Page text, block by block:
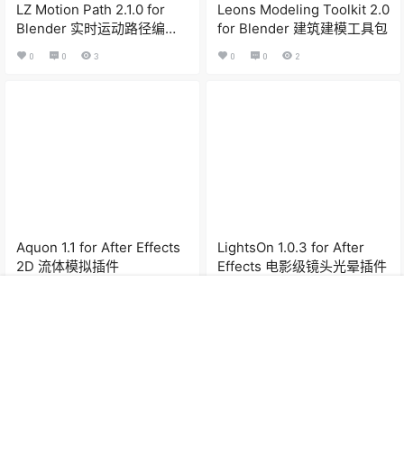
LZ Motion Path 2.1.0 for
Blender 实时运动路径编辑
插件
0 0 3
Leons Modeling Toolkit 2.0
for Blender 建筑建模工具包
0 0 2
Aquon 1.1 for After Effects
2D 流体模拟插件
LightsOn 1.0.3 for After
Effects 电影级镜头光晕插件